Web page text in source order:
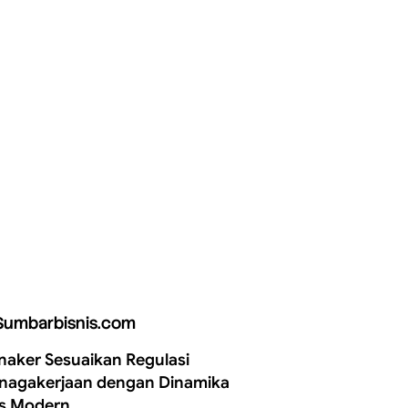
Sesuaikan Regulasi
dengan Dinamika